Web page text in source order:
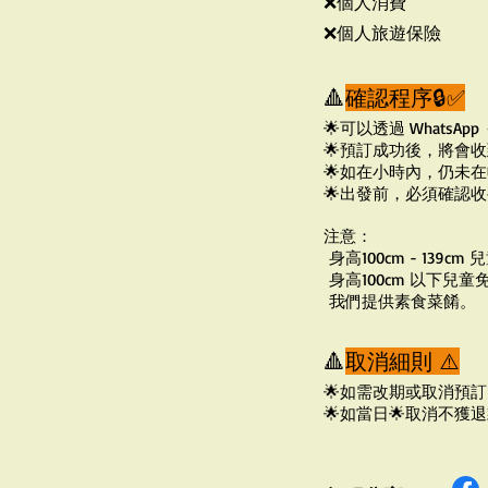
❌個人旅遊保險
🔺確認程序🔒✅
🌟可以透過 WhatsApp
🌟預訂成功後，將會
🌟如在小時內，仍未
🌟出發前，必須確認
注意：
身高100cm - 139cm
身高100cm 以下兒童
我們提供素食菜餚。
🔺取消細則 ⚠️
🌟如需改期或取消預
🌟如當日🌟取消不獲